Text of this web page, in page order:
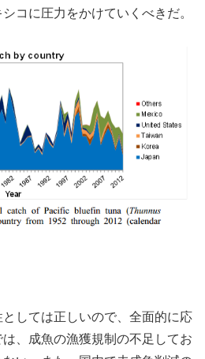
コに圧力をかけていくべきだ。
しては正しいので、全面的に応
、成魚の漁獲規制の不足してお